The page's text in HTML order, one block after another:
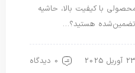
با کیفیت بالا، حاشیه
هستید؟…
0 دیدگاه